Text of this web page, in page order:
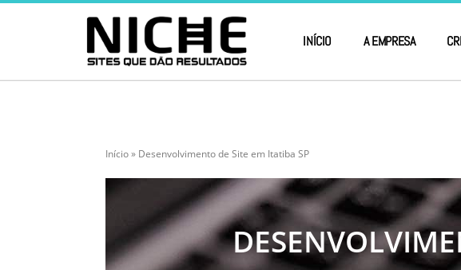
INÍCIO A EMPRESA
Início» Desenvolvimento de Site em Itatiba SP